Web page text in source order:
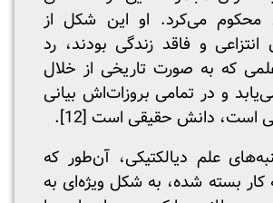
می‌کرد. او این شکل از
و فاقد زندگی بودند، رد
که به صورت تاریخی از خلال
و در تمامی بروزات‌اش بیانی
است، دانش حقیقی است [12]
.
علم دیالکتیکی، آن‌طور که
بسته شده، به شکل ویژه‌ای به